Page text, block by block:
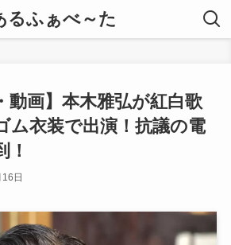
るふぁべ～た
動画】本木雅弘が紅白歌
ム衣装で出演！抗議の電
！
日